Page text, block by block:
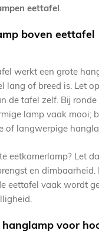
eettafel.
boven eettafel
werkt een grote
lang of breed is. Let
de tafel zelf. Bij
lamp vaak mooi;
of langwerpige
eetkamerlamp? Let
en dimbaarheid.
eettafel vaak wordt
voor